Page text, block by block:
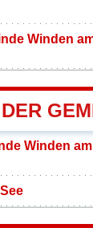
Winden
Winden am